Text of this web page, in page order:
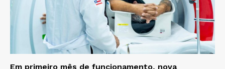
Em primeiro mês de funcionamento, nova